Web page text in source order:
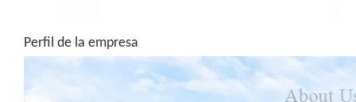
Perfil de la empresa